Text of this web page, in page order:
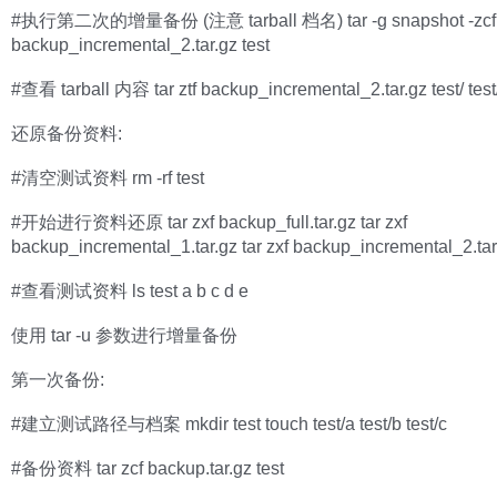
#执行第二次的增量备份 (注意 tarball 档名) tar -g snapshot -zcf
backup_incremental_2.tar.gz test
#查看 tarball 内容 tar ztf backup_incremental_2.tar.gz test/
还原备份资料:
#清空测试资料 rm -rf test
#开始进行资料还原 tar zxf backup_full.tar.gz tar zxf
backup_incremental_1.tar.gz tar zxf
#查看测试资料 ls test a b c d e
使用 tar -u 参数进行增量备份
第一次备份:
#建立测试路径与档案 mkdir test touch test/a test/b test/c
#备份资料 tar zcf backup.tar.gz test